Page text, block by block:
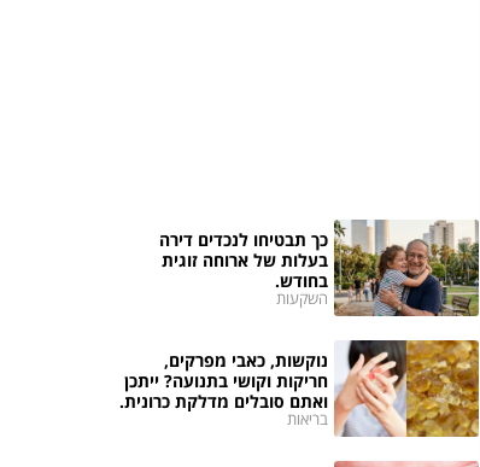
כך תבטיחו לנכדים דירה
בעלות של ארוחה זוגית
בחודש.
השקעות
נוקשות, כאבי מפרקים,
חריקות וקושי בתנועה? ייתכן
ואתם סובלים מדלקת כרונית.
בריאות